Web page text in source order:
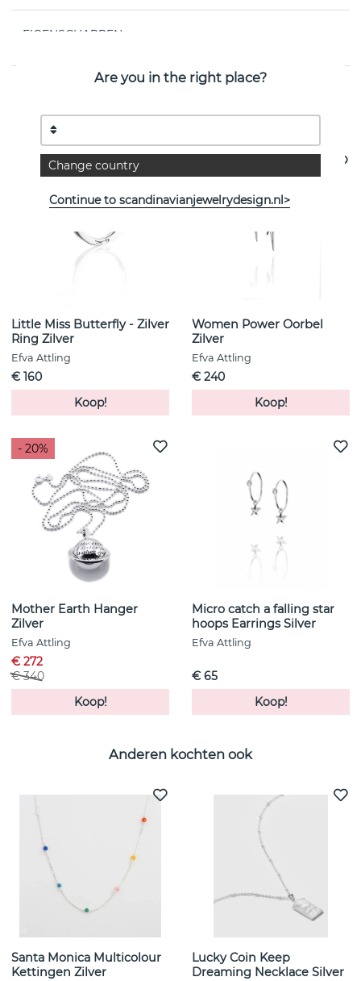
EIGENSCHAPPEN
Bekijk meer artikelen
Little Miss Butterfly - Zilver
Ring Zilver
Efva Attling
€ 160
Koop!
Women Power Oorbel
Zilver
Efva Attling
€ 240
Koop!
- 20%
Mother Earth Hanger
Zilver
Efva Attling
€ 272
€ 340
Koop!
Micro catch a falling star
hoops Earrings Silver
Efva Attling
€ 65
Koop!
Anderen kochten ook
Santa Monica Multicolour
Kettingen Zilver
Lucky Coin Keep
Dreaming Necklace Silver
Are you in the right place?
Change country
Continue to scandinavianjewelrydesign.nl>